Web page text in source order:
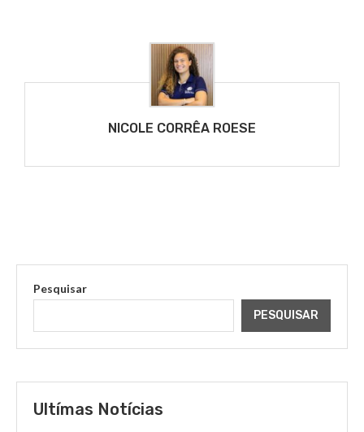
NICOLE CORRÊA ROESE
Pesquisar
PESQUISAR
Ultímas Notícias